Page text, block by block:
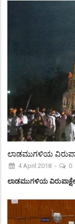
ಲಾಡಮುಗಳಿಯ
4 April 2018 - 0
ಲಾಡಮುಗಳಿಯ